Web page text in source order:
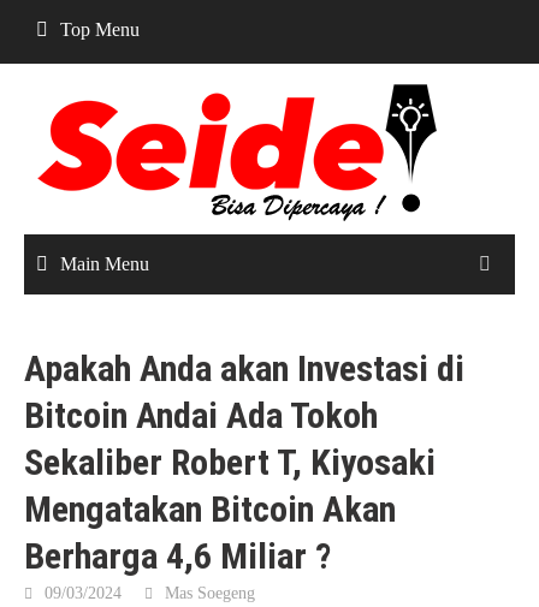
content
Top Menu
Main Menu
Apakah Anda akan Investasi di
Bitcoin Andai Ada Tokoh
Sekaliber Robert T, Kiyosaki
Mengatakan Bitcoin Akan
Berharga 4,6 Miliar ?
09/03/2024 Mas Soegeng